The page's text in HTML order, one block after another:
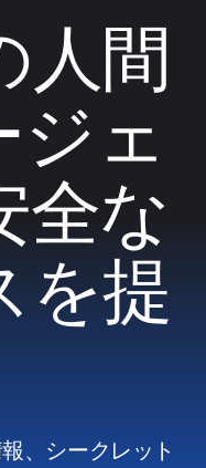
人間
ジェ
全な
を提
、シークレット